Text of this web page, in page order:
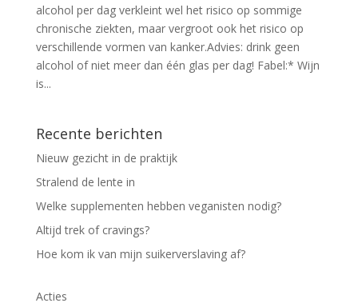
alcohol per dag verkleint wel het risico op sommige
chronische ziekten, maar vergroot ook het risico op
verschillende vormen van kanker.Advies: drink geen
alcohol of niet meer dan één glas per dag! Fabel:* Wijn
is...
Recente berichten
Nieuw gezicht in de praktijk
Stralend de lente in
Welke supplementen hebben veganisten nodig?
Altijd trek of cravings?
Hoe kom ik van mijn suikerverslaving af?
Acties